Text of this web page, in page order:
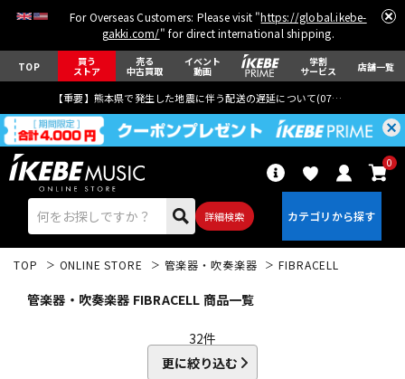
For Overseas Customers: Please visit "https://global.ikebe-
gakki.com/" for direct international shipping.
TOP 買う
ストア
売る
中古買取
イベント
動画
学割
サービス 店舗一覧
【重要】熊本県で発生した地震に伴う配送の遅延について(07月29日
詳細検索
0
TOP ONLINE STORE 管楽器・吹奏楽器 FIBRACELL
管楽器・吹奏楽器 FIBRACELL 商品一覧
32件
更に絞り込む